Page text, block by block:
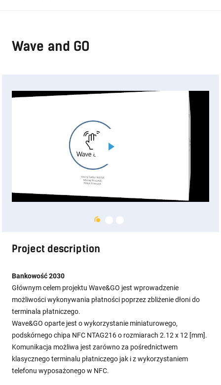
Wave and GO
Project description
Bankowość 2030
Głównym celem projektu Wave&GO jest wprowadzenie
możliwości wykonywania płatności poprzez zbliżenie dłoni do
terminala płatniczego.
Wave&GO oparte jest o wykorzystanie miniaturowego,
podskórnego chipa NFC NTAG216 o rozmiarach 2.12 x 12 [mm].
Komunikacja możliwa jest zarówno za pośrednictwem
klasycznego terminalu płatniczego jak i z wykorzystaniem
telefonu wyposażonego w NFC.